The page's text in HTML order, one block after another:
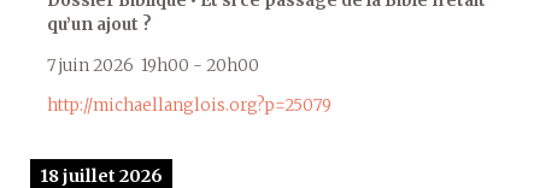
qu’un ajout ?
7 juin 2026 19h00 - 20h00
http://michaellanglois.org?p=25079
18 juillet 2026